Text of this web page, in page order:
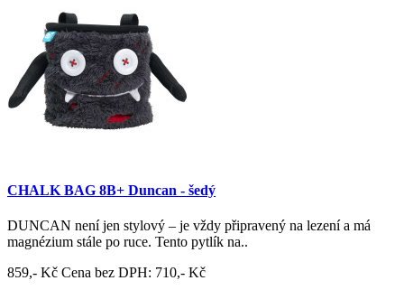
CHALK BAG 8B+ Duncan - šedý
DUNCAN není jen stylový – je vždy připravený na lezení a má
magnézium stále po ruce. Tento pytlík na..
859,- Kč Cena bez DPH: 710,- Kč